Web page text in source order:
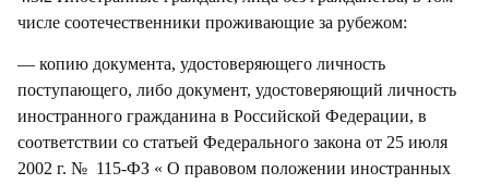
числе соотечественники проживающие за рубежом:
— копию документа, удостоверяющего личность
поступающего, либо документ, удостоверяющий личность
иностранного гражданина в Российской Федерации, в
соответствии со статьей Федерального закона от 25 июля
2002 г. № 115-ФЗ « О правовом положении иностранных